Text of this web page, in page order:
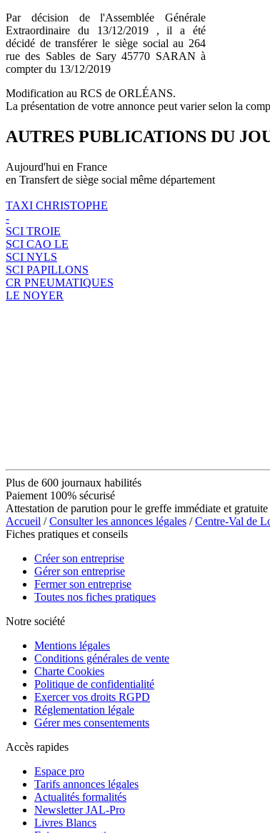
Par décision de l'Assemblée Générale
Extraordinaire du 13/12/2019 , il a été
décidé de transférer le siège social au 264
rue des Sables de Sary 45770 SARAN à
compter du 13/12/2019
Modification au RCS de ORLÉANS.
La présentation de votre annonce peut varier selon la
AUTRES PUBLICATIONS DU
Aujourd'hui en France
en Transfert de siège social même département
TAXI CHRISTOPHE
-
SCI TROIE
SCI CAO LE
SCI NYLS
SCI PAPILLONS
CR PNEUMATIQUES
LE NOYER
Plus de 600 journaux habilités
Paiement 100% sécurisé
Attestation de parution pour le greffe immédiate et gratuite
Accueil /Consulter les annonces légales /Centre-Val de
Fiches pratiques et conseils
Créer son entreprise
Gérer son entreprise
Fermer son entreprise
Toutes nos fiches pratiques
Notre société
Mentions légales
Conditions générales de vente
Charte Cookies
Politique de confidentialité
Exercer vos droits RGPD
Réglementation légale
Gérer mes consentements
Accès rapides
Espace pro
Tarifs annonces légales
Actualités formalités
Newsletter JAL-Pro
Livres Blancs